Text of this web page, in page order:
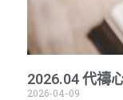
2026.04 代禱
2026-04-09